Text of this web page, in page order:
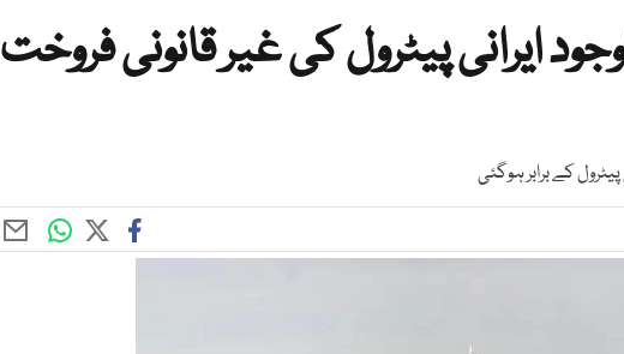
ایرانی پیٹرول کی غیر قانونی فروخت
کے برابر ہوگئی